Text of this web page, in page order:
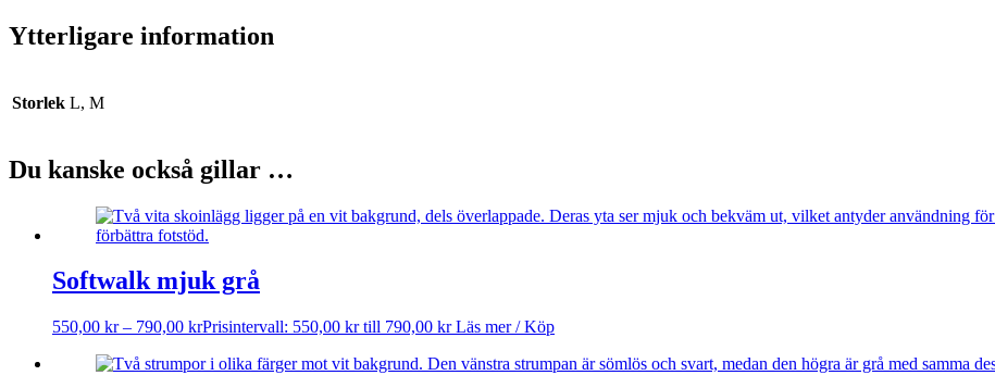
Ytterligare information
Storlek L, M
Du kanske också gillar …
Softwalk mjuk grå
550,00 kr – 790,00 krPrisintervall: 550,00 kr till 790,00 kr Läs mer / Köp